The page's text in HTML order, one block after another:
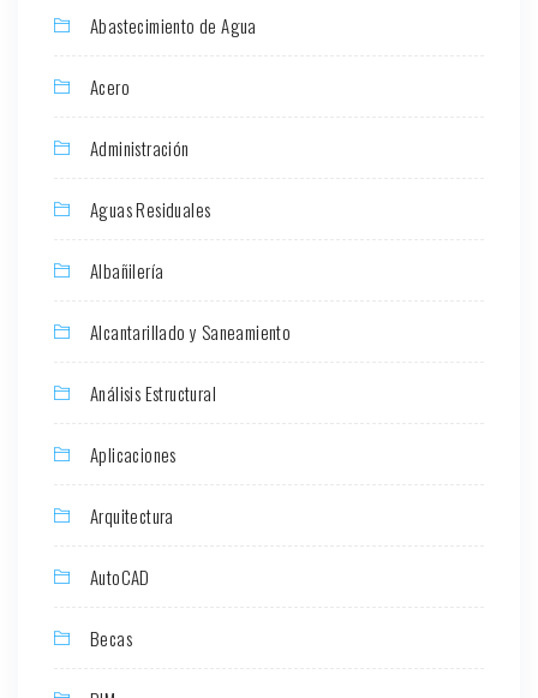
Abastecimiento de Agua
Acero
Administración
Aguas Residuales
Albañilería
Alcantarillado y Saneamiento
Análisis Estructural
Aplicaciones
Arquitectura
AutoCAD
Becas